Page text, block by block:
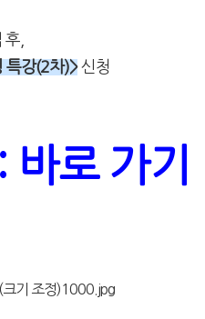
,
특강(2차)>신청
로 가기